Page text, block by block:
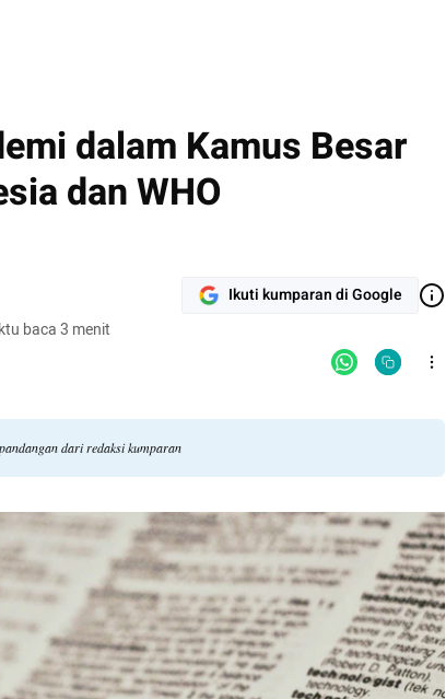
dalam Kamus Besar
dan WHO
baca 3 menit
Ikuti kumparan di Google
dari redaksi kumparan